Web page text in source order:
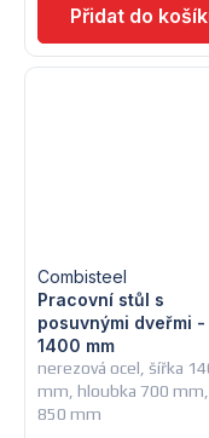
nerezová ocel, šířka
mm, hloubka 700 mm,
850 mm
Pracovní stůl s
posuvnými dveřmi
1400 mm
Combisteel